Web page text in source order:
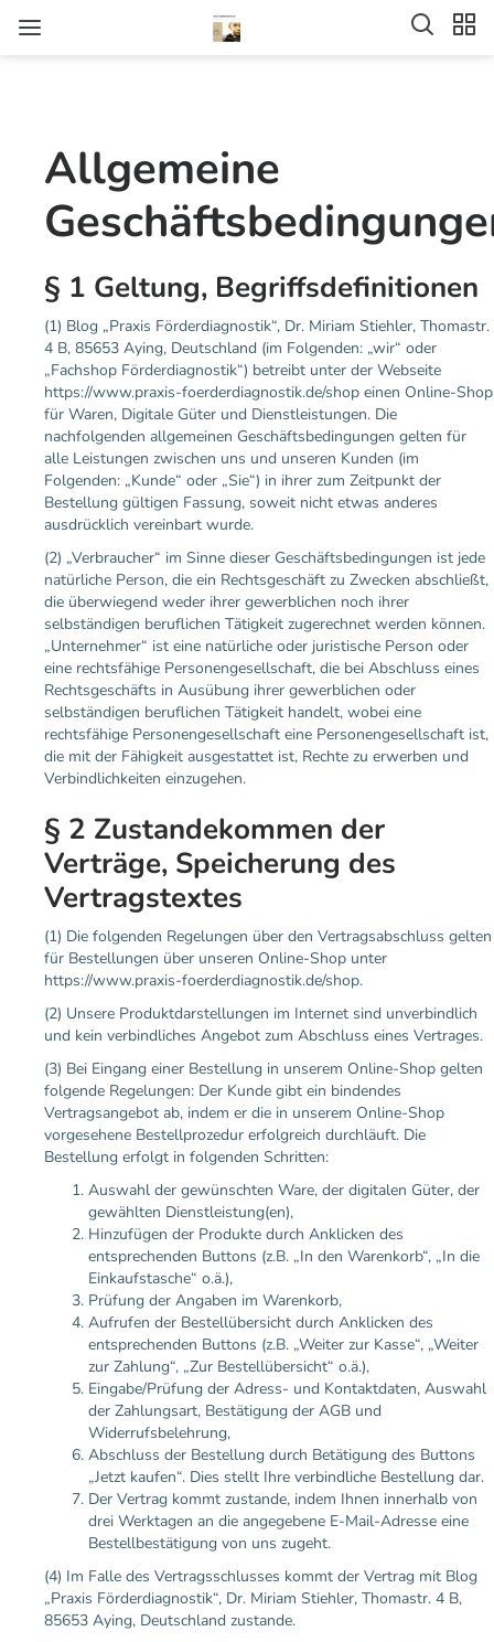
Allgemeine
§ 1 Geltung, Begriffsdefinitionen
(1) Blog „Praxis Förderdiagnostik“, Dr. Miriam Stiehler, Thomastr.
4 B, 85653 Aying, Deutschland (im Folgenden: „wir“ oder
„Fachshop Förderdiagnostik“) betreibt unter der Webseite
https://www.praxis-foerderdiagnostik.de/shop einen Online-Shop
für Waren, Digitale Güter und Dienstleistungen. Die
nachfolgenden allgemeinen Geschäftsbedingungen gelten für
alle Leistungen zwischen uns und unseren Kunden (im
Folgenden: „Kunde“ oder „Sie“) in ihrer zum Zeitpunkt der
Bestellung gültigen Fassung, soweit nicht etwas anderes
ausdrücklich vereinbart wurde.
(2) „Verbraucher“ im Sinne dieser Geschäftsbedingungen ist jede
natürliche Person, die ein Rechtsgeschäft zu Zwecken abschließt,
die überwiegend weder ihrer gewerblichen noch ihrer
selbständigen beruflichen Tätigkeit zugerechnet werden können.
„Unternehmer“ ist eine natürliche oder juristische Person oder
eine rechtsfähige Personengesellschaft, die bei Abschluss eines
Rechtsgeschäfts in Ausübung ihrer gewerblichen oder
selbständigen beruflichen Tätigkeit handelt, wobei eine
rechtsfähige Personengesellschaft eine Personengesellschaft ist,
die mit der Fähigkeit ausgestattet ist, Rechte zu erwerben und
Verbindlichkeiten einzugehen.
§ 2 Zustandekommen der
Verträge, Speicherung des
Vertragstextes
(1) Die folgenden Regelungen über den Vertragsabschluss gelten
für Bestellungen über unseren Online-Shop unter
https://www.praxis-foerderdiagnostik.de/shop.
(2) Unsere Produktdarstellungen im Internet sind unverbindlich
und kein verbindliches Angebot zum Abschluss eines Vertrages.
(3) Bei Eingang einer Bestellung in unserem Online-Shop gelten
folgende Regelungen: Der Kunde gibt ein bindendes
Vertragsangebot ab, indem er die in unserem Online-Shop
vorgesehene Bestellprozedur erfolgreich durchläuft. Die
Bestellung erfolgt in folgenden Schritten:
Auswahl der gewünschten Ware, der digitalen Güter, der
gewählten Dienstleistung(en),
Hinzufügen der Produkte durch Anklicken des
entsprechenden Buttons (z.B. „In den Warenkorb“, „In die
Einkaufstasche“ o.ä.),
Prüfung der Angaben im Warenkorb,
Aufrufen der Bestellübersicht durch Anklicken des
entsprechenden Buttons (z.B. „Weiter zur Kasse“, „Weiter
zur Zahlung“, „Zur Bestellübersicht“ o.ä.),
Eingabe/Prüfung der Adress- und Kontaktdaten, Auswahl
der Zahlungsart, Bestätigung der AGB und
Widerrufsbelehrung,
Abschluss der Bestellung durch Betätigung des Buttons
„Jetzt kaufen“. Dies stellt Ihre verbindliche Bestellung dar.
Der Vertrag kommt zustande, indem Ihnen innerhalb von
drei Werktagen an die angegebene E-Mail-Adresse eine
Bestellbestätigung von uns zugeht.
(4) Im Falle des Vertragsschlusses kommt der Vertrag mit Blog
„Praxis Förderdiagnostik“, Dr. Miriam Stiehler, Thomastr. 4 B,
85653 Aying, Deutschland zustande.